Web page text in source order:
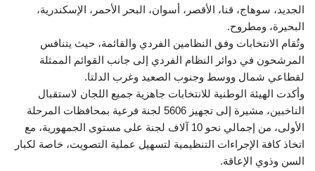
الجديد، سوهاج، قنا، الأقصر، أسوان، البحر الأحمر، الإسكندرية،
البحيرة، ومطروح.
وتُقام الانتخابات وفق النظامين الفردي والقائمة، حيث يتنافس
المرشحون في دوائر النظام الفردي إلى جانب القوائم الممثلة
لقطاعي شمال ووسط وجنوب الصعيد وغرب الدلتا.
وأكدت الهيئة الوطنية للانتخابات جاهزية جميع اللجان لاستقبال
الناخبين، مشيرة إلى تجهيز 5606 لجنة فرعية بمحافظات المرحلة
الأولى، من إجمالي نحو 10 آلاف لجنة على مستوى الجمهورية، مع
اتخاذ كافة الإجراءات التنظيمية لتسهيل عملية التصويت، خاصة لكبار
السن وذوي الإعاقة.